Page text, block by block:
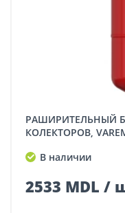
РАШИРИТЕЛЬНЫЙ БАК ДЛЯ СОЛНЕЧНЫХ
КОЛЕКТОРОВ,
В наличии
2533 MDL /